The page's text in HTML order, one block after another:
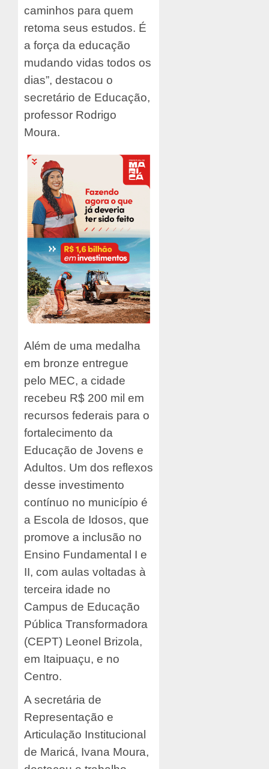
caminhos para quem
retoma seus estudos. É
a força da educação
mudando vidas todos os
dias”, destacou o
secretário de Educação,
professor Rodrigo
Moura.
Além de uma medalha
em bronze entregue
pelo MEC, a cidade
recebeu R$ 200 mil em
recursos federais para o
fortalecimento da
Educação de Jovens e
Adultos. Um dos reflexos
desse investimento
contínuo no município é
a Escola de Idosos, que
promove a inclusão no
Ensino Fundamental I e
II, com aulas voltadas à
terceira idade no
Campus de Educação
Pública Transformadora
(CEPT) Leonel Brizola,
em Itaipuaçu, e no
Centro.
A secretária de
Representação e
Articulação Institucional
de Maricá, Ivana Moura,